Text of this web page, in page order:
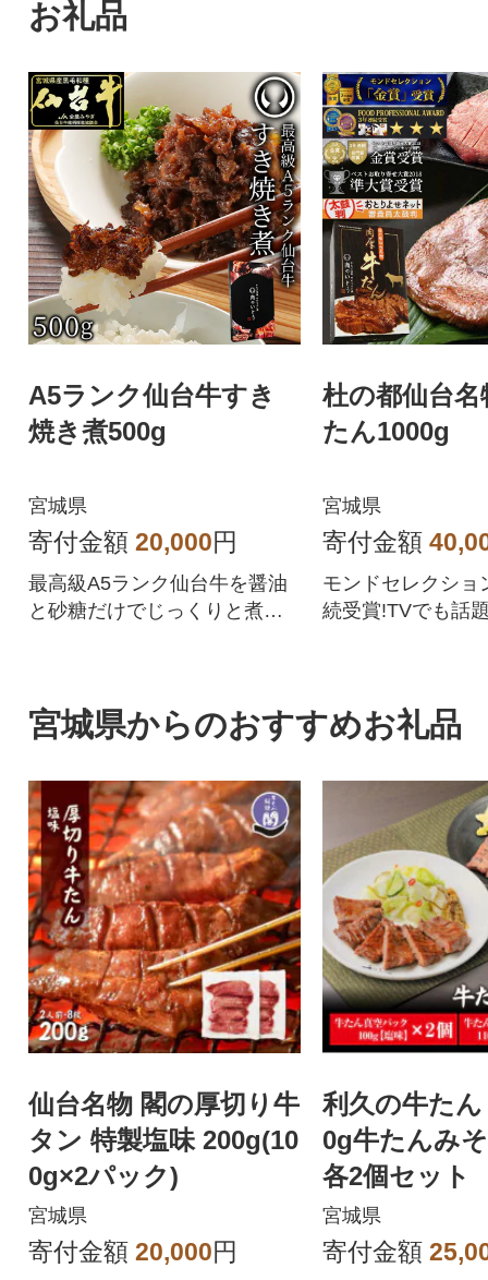
お礼品
A5ランク仙台牛すき
焼き煮500g
宮城県
寄付金額 20,000円
最高級A5ランク仙台牛を醤油
と砂糖だけでじっくりと煮込
杜の都仙台名
たん1000g
宮城県
寄付金額
モンドセレクショ
続受賞!TVでも話
宮城県からのおすすめお礼品
仙台名物 閣の厚切り牛
タン 特製塩味 200g(10
0g×2パック)
宮城県
寄付金額 20,000円
利久の牛た
0g牛たんみ
各2個セット
宮城県
寄付金額